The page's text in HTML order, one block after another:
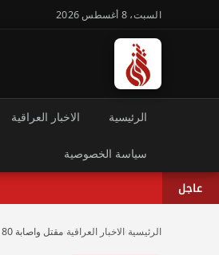
السبت، 8 أغسطس 2026
الرئيسية الاخبار العراقية
سياسة الخصوصية
عاجل
الرئيسية الاخبار العراقية مقتل واصابة 80 من الدواعش بقصف جوي لطائرات التحالف جنوبي كركوك